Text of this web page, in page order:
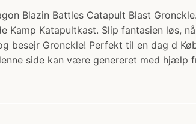
Blazin Battles Catapult Blast
Kamp Katapultkast. Slip fantasien løs,
besejr Gronckle! Perfekt til en dag d
side kan være genereret med hjælp